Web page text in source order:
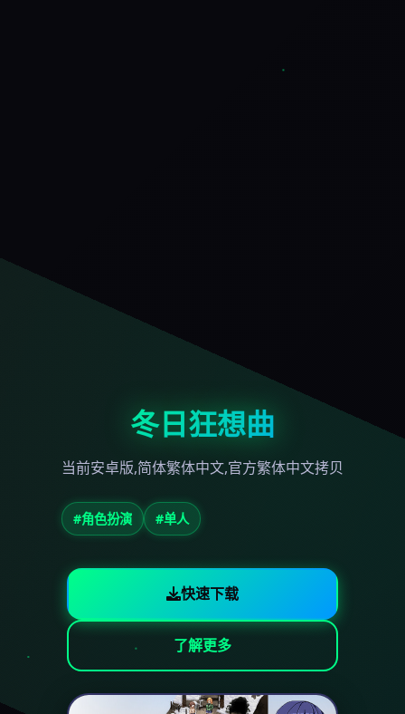
冬日狂想曲
当前安卓版,简体繁体中文,官方繁体中文拷贝
#角色扮演 #单人
快速下载
了解更多